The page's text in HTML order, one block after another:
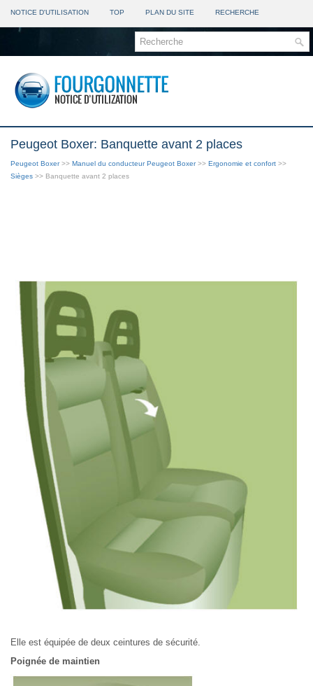
NOTICE D'UTILISATION TOP PLAN DU SITE RECHERCHE
Peugeot Boxer: Banquette avant 2 places
Peugeot Boxer>> Manuel du conducteur Peugeot Boxer>> Ergonomie et confort >>
Sièges >> Banquette avant 2 places
Elle est équipée de deux ceintures de sécurité.
Poignée de maintien